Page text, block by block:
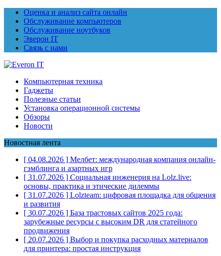
Оценка и анализ сайта онлайн
Обслуживание компьютеров
Обслуживание ноутбуков
Эверон IT
Связь с нами
Компьютерная техника
Гаджеты
Полезные статьи
Установка операционной системы
Обзоры
Новости
Новостная лента
[ 04.08.2026 ] Мелбет: международная компания онлайн-
гэмблинга и азартных игр
[ 31.07.2026 ] Социальная инженерия на Lolz.live:
основы, практика и этические дилеммы
[ 31.07.2026 ] Lolzteam: цифровая площадка для общения
и развития
[ 30.07.2026 ] База трастовых сайтов 2025 года:
зарубежные ресурсы с высоким DR для статейного
продвижения
[ 20.07.2026 ] Выбор и покупка расходных материалов
для принтера: простая инструкция